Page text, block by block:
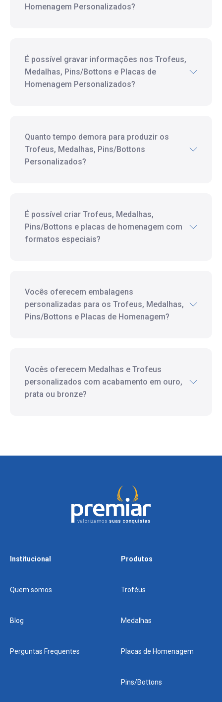
Homenagem Personalizados?
É possível gravar informações nos Trofeus,
Medalhas, Pins/Bottons e Placas de
Homenagem Personalizados?
Quanto tempo demora para produzir os
Trofeus, Medalhas, Pins/Bottons
Personalizados?
É possível criar Trofeus, Medalhas,
Pins/Bottons e placas de homenagem com
formatos especiais?
Vocês oferecem embalagens
personalizadas para os Trofeus, Medalhas,
Pins/Bottons e Placas de Homenagem?
Vocês oferecem Medalhas e Trofeus
personalizados com acabamento em ouro,
prata ou bronze?
Institucional
Quem somos
Blog
Perguntas Frequentes
Produtos
Troféus
Medalhas
Placas de Homenagem
Pins/Bottons